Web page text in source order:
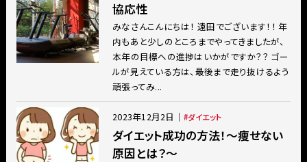
協応性
みなさんこんにちは！ 遠田でございます！！ 年
内もあと少しのところまでやってきましたが、
本年の目標への進捗はいかがですか？？ ゴー
ルが見えている方は、最後まで走り抜けるよう
頑張ってみ...
2023年12月2日 ｜ ダイエット
ダイエット成功の方法！〜痩せない
原因とは？〜